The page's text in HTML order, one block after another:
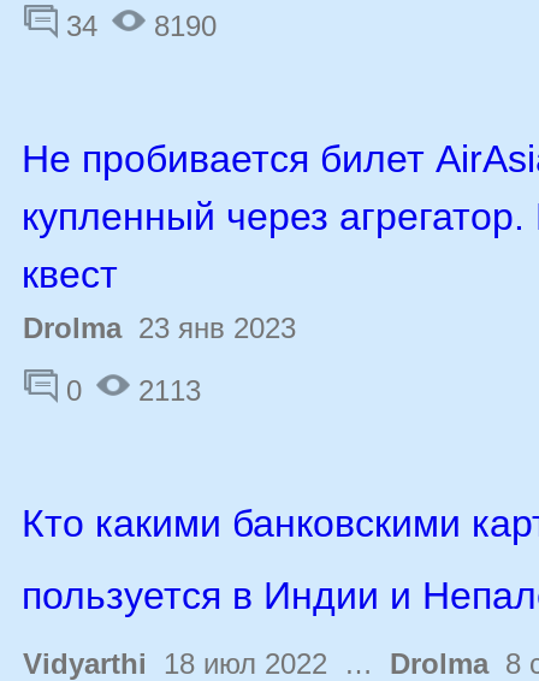
34
8190
Не пробивается билет
купленный через
квест
Drolma23 янв 2023
0
2113
Кто какими банковскими
пользуется в Индии и
Vidyarthi 18 июл 2022 … Drolma8